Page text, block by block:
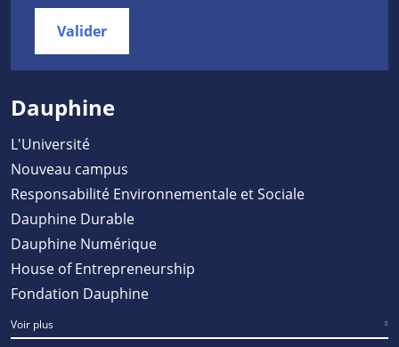
Valider
Dauphine
L'Université
Nouveau campus
Responsabilité Environnementale et Sociale
Dauphine Durable
Dauphine Numérique
House of Entrepreneurship
Fondation Dauphine
Voir plus